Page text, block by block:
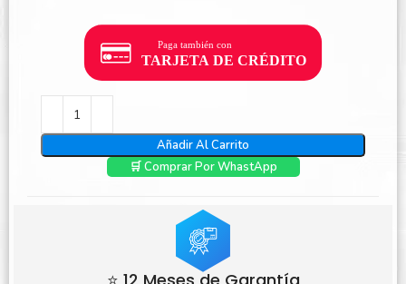
Añadir Al Carrito
🛒 Comprar Por WhastApp